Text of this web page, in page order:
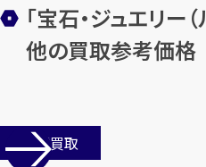
「宝石・ジュエリー（
他の買取参考価格
店舗買取